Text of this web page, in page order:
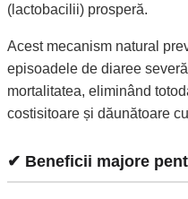
(lactobacilii) prosperă.
Acest mecanism natural
episoadele de diaree
mortalitatea, eliminând
costisitoare și dăunătoare
✔ Beneficii majore